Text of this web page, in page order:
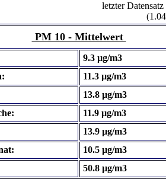
letzter
PM 10 - Mittelwert
9.3 µg/m3
11.3 µg/m3
13.8 µg/m3
11.9 µg/m3
13.9 µg/m3
10.5 µg/m3
50.8 µg/m3